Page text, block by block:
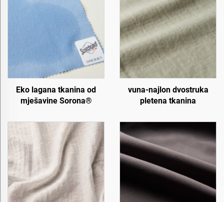
Eko lagana tkanina od
mješavine Sorona®
vuna-najlon dvostruka
pletena tkanina